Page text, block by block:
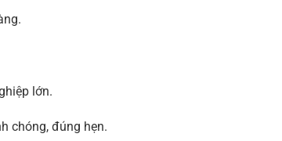
lớn.
chóng, đúng hẹn.